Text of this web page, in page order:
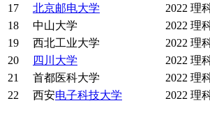
17
北京邮电大学 2022 理
18
中山大学 2022 理
19
西北工业大学 2022 理
20
四川大学 2022 理
21
首都医科大学 2022 理
22
西安电子科技大学 2022 理